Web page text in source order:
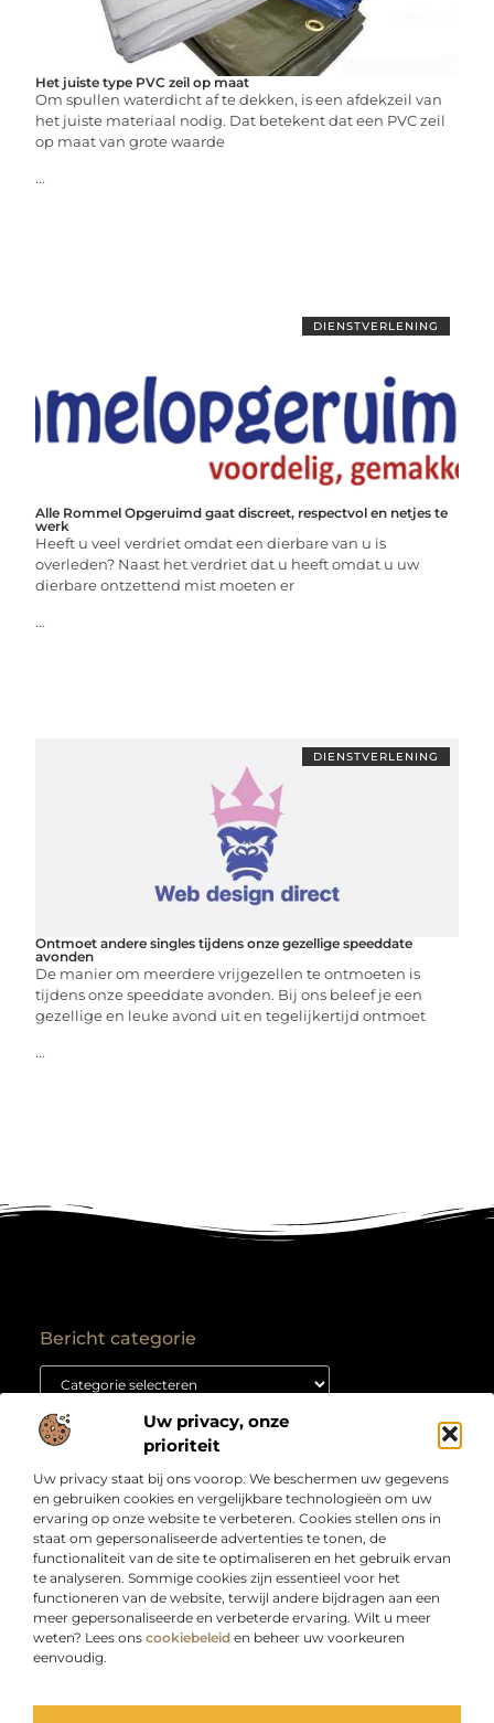
Uw privacy, onze
prioriteit
Uw privacy staat bij ons voorop. We beschermen uw gegevens
en gebruiken cookies en vergelijkbare technologieën om uw
ervaring op onze website te verbeteren. Cookies stellen ons in
staat om gepersonaliseerde advertenties te tonen, de
functionaliteit van de site te optimaliseren en het gebruik ervan
te analyseren. Sommige cookies zijn essentieel voor het
functioneren van de website, terwijl andere bijdragen aan een
meer gepersonaliseerde en verbeterde ervaring. Wilt u meer
weten? Lees ons cookiebeleid en beheer uw voorkeuren
eenvoudig.
Het juiste type PVC zeil op maat
Om spullen waterdicht af te dekken, is een afdekzeil van
het juiste materiaal nodig. Dat betekent dat een PVC zeil
op maat van grote waarde
...
DIENSTVERLENING
Alle Rommel Opgeruimd gaat discreet, respectvol en netjes te
werk
Heeft u veel verdriet omdat een dierbare van u is
overleden? Naast het verdriet dat u heeft omdat u uw
dierbare ontzettend mist moeten er
...
DIENSTVERLENING
Ontmoet andere singles tijdens onze gezellige speeddate
avonden
De manier om meerdere vrijgezellen te ontmoeten is
tijdens onze speeddate avonden. Bij ons beleef je een
gezellige en leuke avond uit en tegelijkertijd ontmoet
...
Over
Bedrijf
“Jouw bron voor slimme inzichten en creatieve
inspiratie”
Laat je verrassen door artikelen boordevol kennis,
praktische tips en ideeën die je blik verruimen. Welkom
bij Webdesigndirect.nl – waar inhoud en innovatie
samenkomen om jou vooruit te helpen.
Onze informatie
Bericht categorie